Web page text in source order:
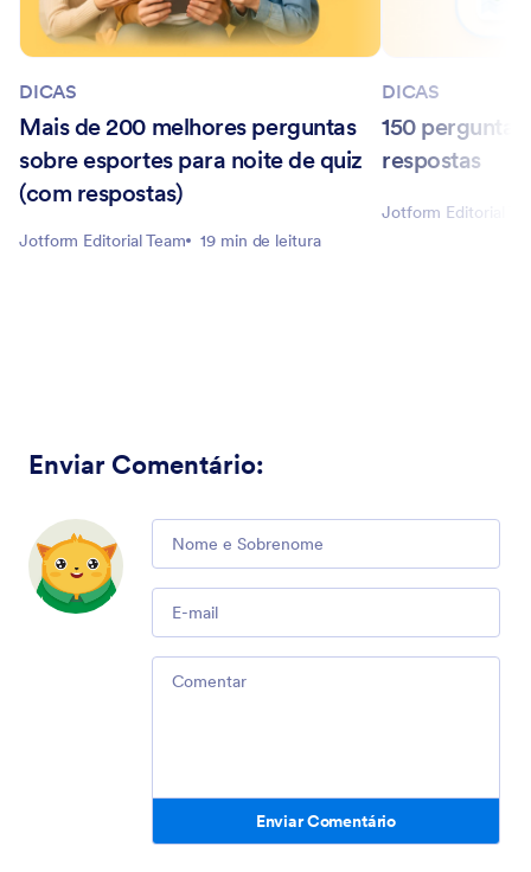
DICAS
Mais de 200 melhores perguntas
sobre esportes para noite de quiz
(com respostas)
Jotform Editorial Team 19 min de leitura
DICAS
150
respostas
Jotform Editorial
Enviar Comentário:
Comment
Email
Comment
Enviar Comentário